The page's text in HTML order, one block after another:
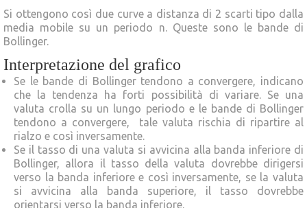
Si ottengono così due curve a distanza di 2 scarti tipo dalla
media mobile su un periodo n. Queste sono le bande di
Bollinger.
Interpretazione del grafico
Se le bande di Bollinger tendono a convergere, indicano
che la tendenza ha forti possibilità di variare. Se una
valuta crolla su un lungo periodo e le bande di Bollinger
tendono a convergere, tale valuta rischia di ripartire al
rialzo e così inversamente.
Se il tasso di una valuta si avvicina alla banda inferiore di
Bollinger, allora il tasso della valuta dovrebbe dirigersi
verso la banda inferiore e così inversamente, se la valuta
si avvicina alla banda superiore, il tasso dovrebbe
orientarsi verso la banda inferiore.